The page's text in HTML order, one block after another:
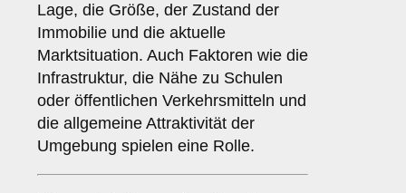
Lage, die Größe, der Zustand der
Immobilie und die aktuelle
Marktsituation. Auch Faktoren wie die
Infrastruktur, die Nähe zu Schulen
oder öffentlichen Verkehrsmitteln und
die allgemeine Attraktivität der
Umgebung spielen eine Rolle.